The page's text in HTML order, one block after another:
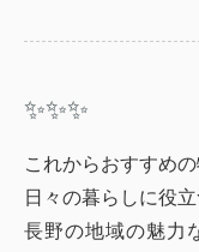
✨✨✨
これからおすすめ
日々の暮らしに役
長野の地域の魅力